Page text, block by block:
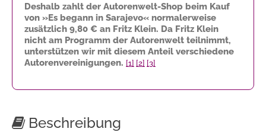
Deshalb zahlt der Autorenwelt-Shop beim Kauf
von »Es begann in Sarajevo« normalerweise
zusätzlich 9,80 € an Fritz Klein. Da Fritz Klein
nicht am Programm der Autorenwelt teilnimmt,
unterstützen wir mit diesem Anteil verschiedene
Autorenvereinigungen. [1] [2] [3]
Beschreibung